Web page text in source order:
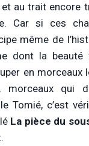
au trait encore
Car si ces
même de
dont la
en morceaux
qui
Tomié, c’est
La pièce du